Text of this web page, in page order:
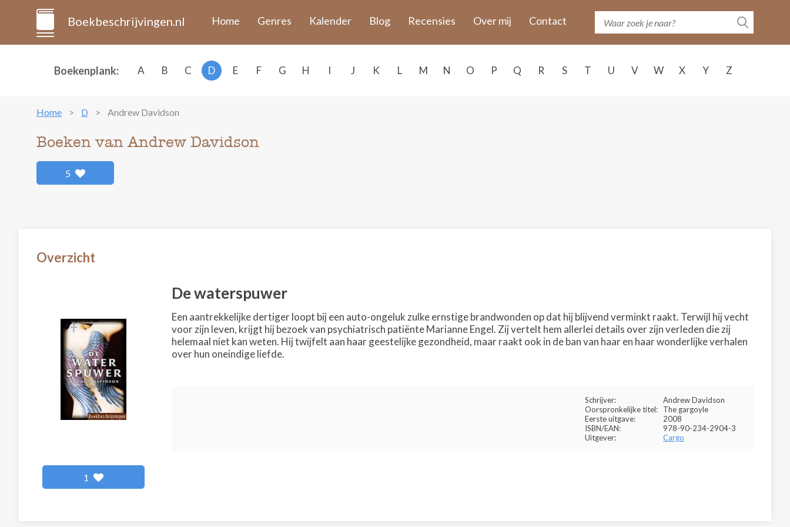
Boekbeschrijvingen.nl Home Genres Kalender Blog Recensies Over mij Contact
Boekenplank: A B C D E F G H I J K L M N O P Q R S T U V W X Y Z
Home D Andrew Davidson
Boeken van Andrew Davidson
5
Overzicht
1
De waterspuwer
Een aantrekkelijke dertiger loopt bij een auto-ongeluk zulke ernstige brandwonden op dat hij blijvend verminkt raakt. Terwijl hij vecht
voor zijn leven, krijgt hij bezoek van psychiatrisch patiënte Marianne Engel. Zij vertelt hem allerlei details over zijn verleden die zij
helemaal niet kan weten. Hij twijfelt aan haar geestelijke gezondheid, maar raakt ook in de ban van haar en haar wonderlijke verhalen
over hun oneindige liefde.
Schrijver:
Andrew Davidson
Oorspronkelijke titel:
The gargoyle
Eerste uitgave:
2008
ISBN/EAN:
978-90-234-2904-3
Uitgever:
Cargo